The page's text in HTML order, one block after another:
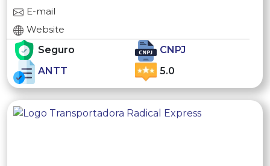
E-mail
Website
Seguro
CNPJ
ANTT
5.0